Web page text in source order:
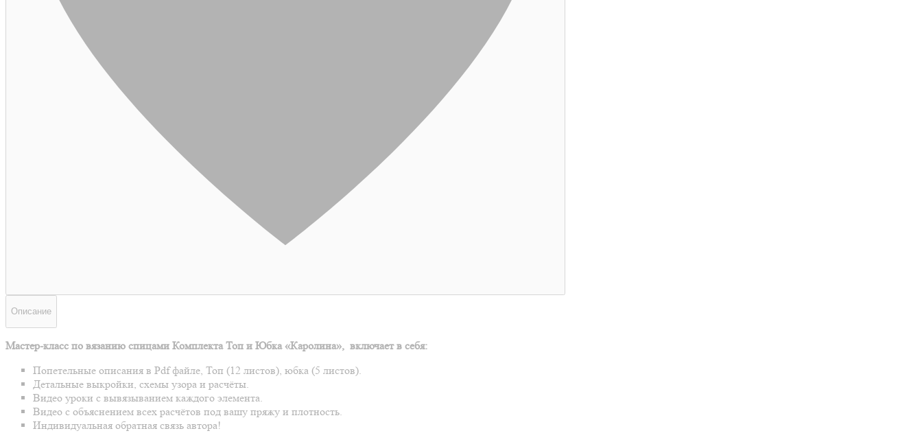
Описание
Мастер-класс по вязанию спицами Комплекта Топ и Юбка «Каролина», включает в себя:
Попетельные описания в Pdf файле, Топ (12 листов), юбка (5 листов).
Детальные выкройки, схемы узора и расчёты.
Видео уроки с вывязыванием каждого элемента.
Видео с объяснением всех расчётов под вашу пряжу и плотность.
Индивидуальная обратная связь автора!